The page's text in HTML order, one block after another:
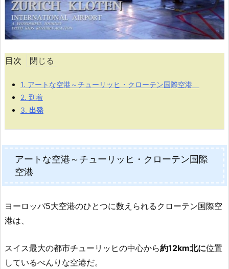
目次
1. アートな空港～チューリッヒ・クローテン国際空港
2. 到着
3. 出発
アートな空港～チューリッヒ・クローテン国際
空港
ヨーロッパ5大空港のひとつに数えられるクローテン国際空
港は、
スイス最大の都市チューリッヒの中心から約12km北に位置
しているべんりな空港だ。